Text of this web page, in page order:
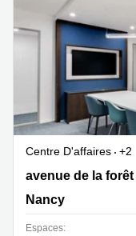
Centre D'affaires
+2
19 avenue de la
avenue de la
Nancy
Espaces: